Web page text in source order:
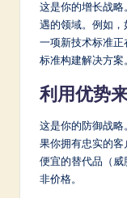
这是你的增长战
遇的领域。例如
一项新技术标准
标准构建解决方案。
利用优势
这是你的防御战
果你拥有忠实的
便宜的替代品（
非价格。